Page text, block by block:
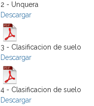
2 - Unquera
Descargar
3 - Clasificacion de suelo
Descargar
4 - Clasificacion de suelo
Descargar